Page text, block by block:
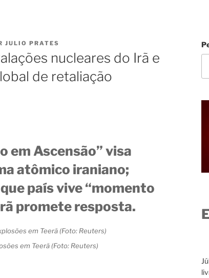
JULIO PRATES
nucleares do Irã e
de retaliação
em Ascensão” visa
atômico iraniano;
país vive “momento
promete resposta.
em Teerã (Foto: Reuters)